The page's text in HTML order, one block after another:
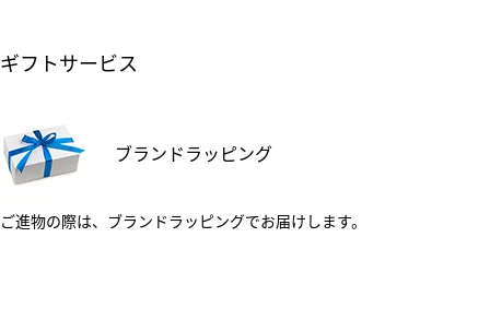
ギフトサービス
ブランドラッピング
ご進物の際は、ブランドラッピングでお届けします。